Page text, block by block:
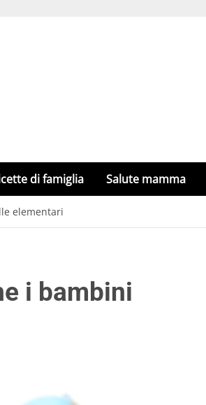
di famiglia Salute mamma
elementari
i bambini